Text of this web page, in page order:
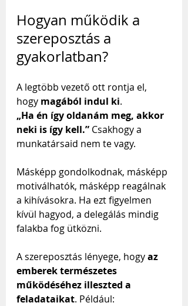
Hogyan működik a
szereposztás a
gyakorlatban?
A legtöbb vezető ott rontja el,
hogy magából indul ki.
„Ha én így oldanám meg, akkor
neki is így kell.” Csakhogy a
munkatársaid nem te vagy.
Másképp gondolkodnak, másképp
motiválhatók, másképp reagálnak
a kihívásokra. Ha ezt figyelmen
kívül hagyod, a delegálás mindig
falakba fog ütközni.
A szereposztás lényege, hogy az
emberek természetes
működéséhez illeszted a
feladataikat. Például: